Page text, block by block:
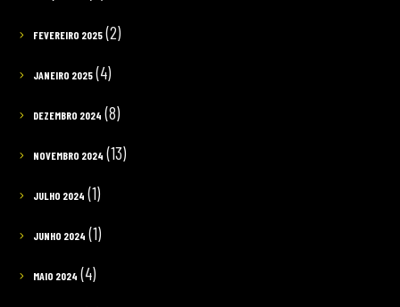
FEVEREIRO 2025(2)
JANEIRO 2025(4)
DEZEMBRO 2024 (8)
NOVEMBRO 2024 (13)
JULHO 2024 (1)
JUNHO 2024 (1)
MAIO 2024 (4)